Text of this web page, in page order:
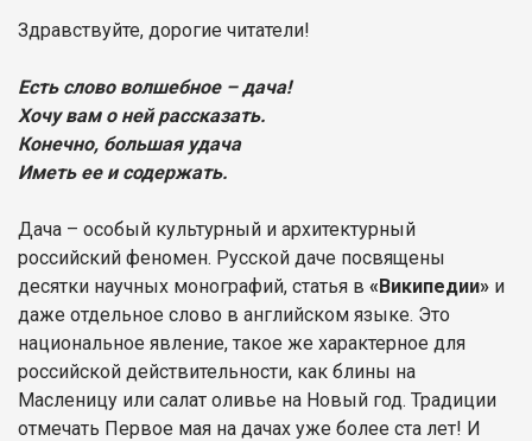
Здравствуйте, дорогие читатели!
Есть слово волшебное – дача!
Хочу вам о ней рассказать.
Конечно, большая удача
Иметь ее и содержать.
Дача – особый культурный и архитектурный
российский феномен. Русской даче посвящены
десятки научных монографий, статья в «Википедии» и
даже отдельное слово в английском языке. Это
национальное явление, такое же характерное для
российской действительности, как блины на
Масленицу или салат оливье на Новый год. Традиции
отмечать Первое мая на дачах уже более ста лет! И